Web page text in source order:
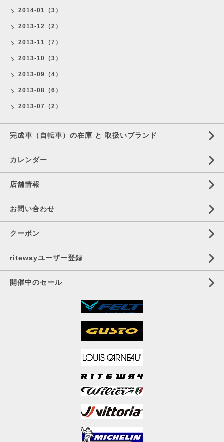
2014-01（3）
2013-12（2）
2013-11（7）
2013-10（3）
2013-09（4）
2013-08（6）
2013-07（2）
完成車（自転車）の在庫 と 取扱いブランド
カレンダー
店舗情報
お問い合わせ
クーポン
ritewayユーザー登録
開催中のセール